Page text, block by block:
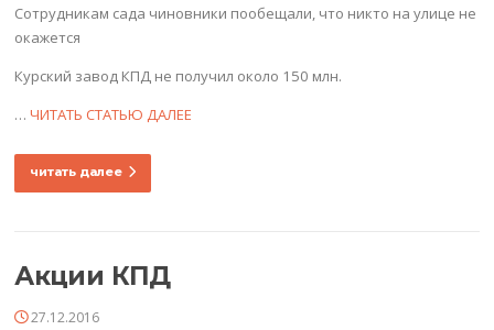
Сотрудникам сада чиновники пообещали, что никто на улице не
окажется
Курский завод КПД не получил около 150 млн.
…ЧИТАТЬ СТАТЬЮ ДАЛЕЕ
читать далее
Акции КПД
27.12.2016